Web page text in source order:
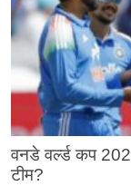
वनडे वर्ल्ड कप
टीम?